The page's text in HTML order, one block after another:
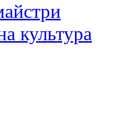
культура